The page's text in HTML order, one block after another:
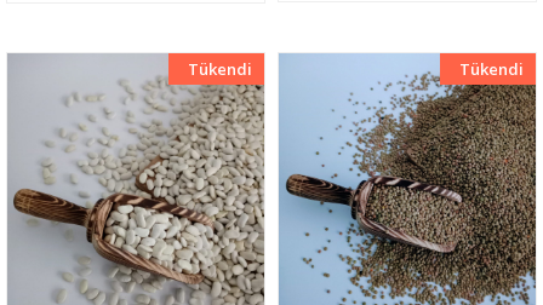
Yeni
Tükendi Yeni
Tükendi